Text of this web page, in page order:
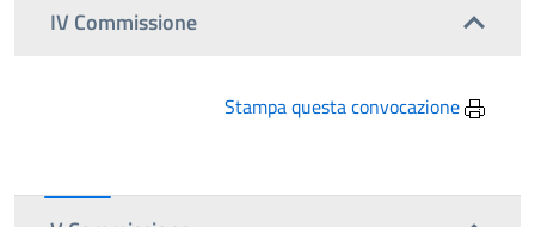
IV Commissione
Stampa questa convocazione